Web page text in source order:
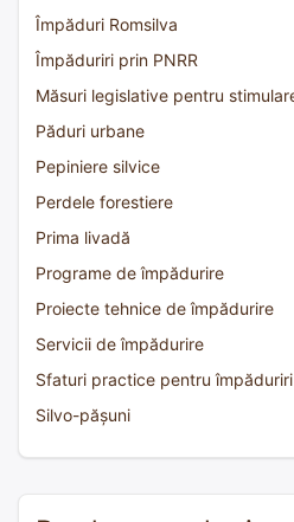
Împăduri Romsilva
Împăduriri prin PNRR
Măsuri legislative pentru
Păduri urbane
Pepiniere silvice
Perdele forestiere
Prima livadă
Programe de împădurire
Proiecte tehnice de împădurire
Servicii de împădurire
Sfaturi practice pentru
Silvo-pășuni